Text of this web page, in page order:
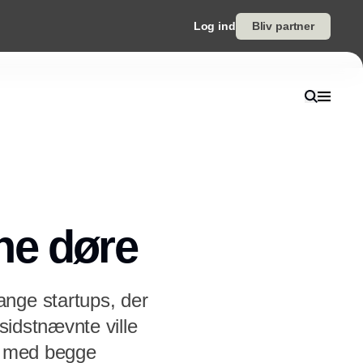
Log ind Bliv partner
døre
startups, der
ville
begge